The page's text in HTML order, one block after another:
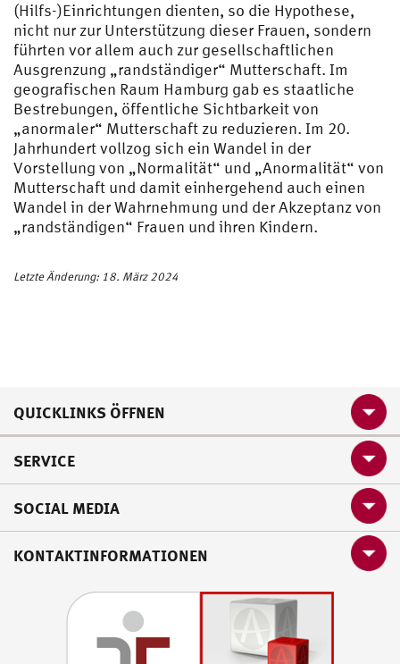
(Hilfs-)Einrichtungen dienten, so die Hypothese,
nicht nur zur Unterstützung dieser Frauen, sondern
führten vor allem auch zur gesellschaftlichen
Ausgrenzung „randständiger“ Mutterschaft. Im
geografischen Raum Hamburg gab es staatliche
Bestrebungen, öffentliche Sichtbarkeit von
„anormaler“ Mutterschaft zu reduzieren. Im 20.
Jahrhundert vollzog sich ein Wandel in der
Vorstellung von „Normalität“ und „Anormalität“ von
Mutterschaft und damit einhergehend auch einen
Wandel in der Wahrnehmung und der Akzeptanz von
„randständigen“ Frauen und ihren Kindern.
Letzte Änderung: 18. März 2024
QUICKLINKS ÖFFNEN
SERVICE
SOCIAL MEDIA
KONTAKTINFORMATIONEN